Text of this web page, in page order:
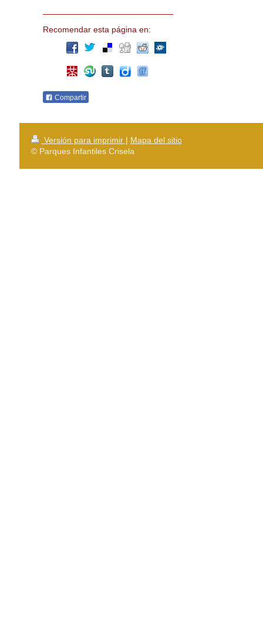
Recomendar esta página en:
Compartir
Versión para imprimir | Mapa del sitio
© Parques Infantiles Crisela